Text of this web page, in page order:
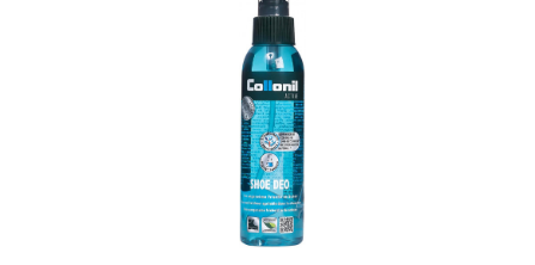
Désode fraîche pour chaussures
de plein air
Élimine les odeurs désagréables
Encourage les ingrédients naturels pour la fraîcheur